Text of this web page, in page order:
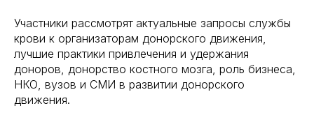
Участники рассмотрят актуальные запросы службы
крови к организаторам донорского движения,
лучшие практики привлечения и удержания
доноров, донорство костного мозга, роль бизнеса,
НКО, вузов и СМИ в развитии донорского
движения.